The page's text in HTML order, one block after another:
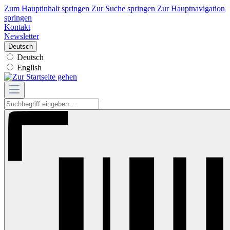
Zum Hauptinhalt springen Zur Suche springen Zur Hauptnavigation
springen
Kontakt
Newsletter
Deutsch
Deutsch
English